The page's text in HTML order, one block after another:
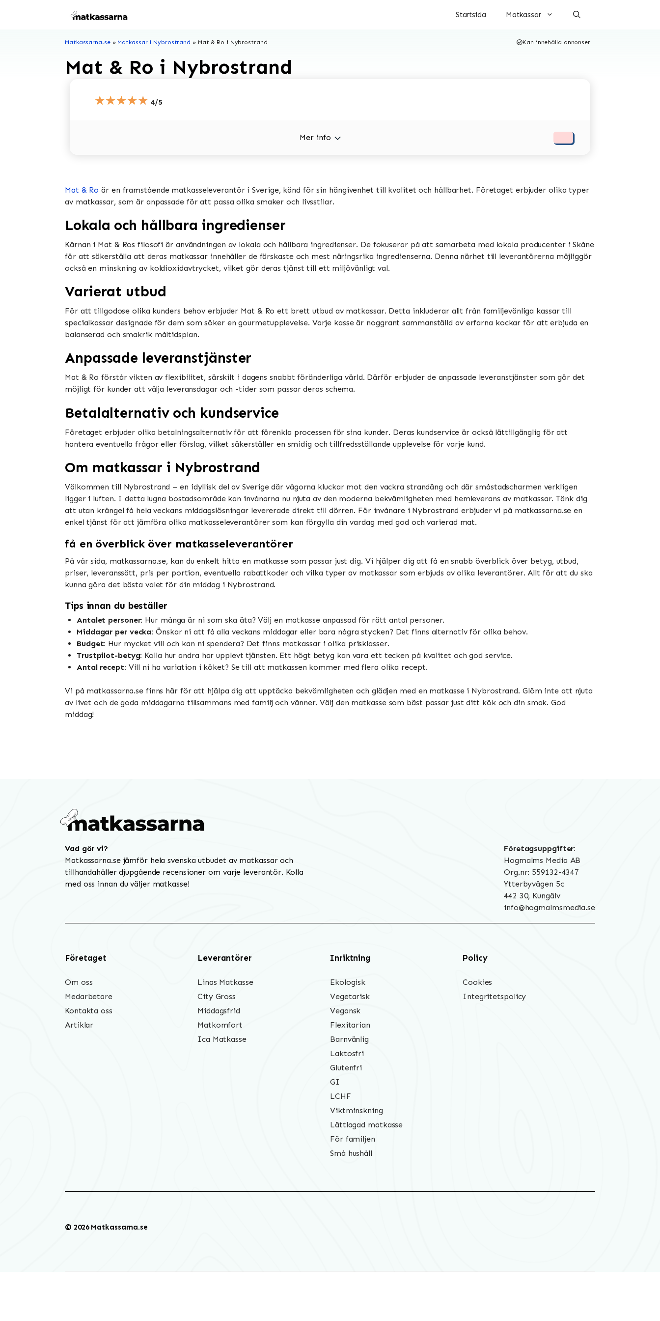
Startsida Matkassar
Matkassarna.se» Matkassar i Nybrostrand » Mat & Ro i Nybrostrand Kan innehålla annonser
Mat & Ro i Nybrostrand
★★★★★ 4/5
Mer info
Mat & Ro är en framstående matkasseleverantör i Sverige, känd för sin hängivenhet till kvalitet och hållbarhet. Företaget erbjuder olika typer
av matkassar, som är anpassade för att passa olika smaker och livsstilar.
Lokala och hållbara ingredienser
Kärnan i Mat & Ros filosofi är användningen av lokala och hållbara ingredienser. De fokuserar på att samarbeta med lokala producenter i Skåne
för att säkerställa att deras matkassar innehåller de färskaste och mest näringsrika ingredienserna. Denna närhet till leverantörerna möjliggör
också en minskning av koldioxidavtrycket, vilket gör deras tjänst till ett miljövänligt val.
Varierat utbud
För att tillgodose olika kunders behov erbjuder Mat & Ro ett brett utbud av matkassar. Detta inkluderar allt från familjevänliga kassar till
specialkassar designade för dem som söker en gourmetupplevelse. Varje kasse är noggrant sammanställd av erfarna kockar för att erbjuda en
balanserad och smakrik måltidsplan.
Anpassade leveranstjänster
Mat & Ro förstår vikten av flexibilitet, särskilt i dagens snabbt föränderliga värld. Därför erbjuder de anpassade leveranstjänster som gör det
möjligt för kunder att välja leveransdagar och -tider som passar deras schema.
Betalalternativ och kundservice
Företaget erbjuder olika betalningsalternativ för att förenkla processen för sina kunder. Deras kundservice är också lättillgänglig för att
hantera eventuella frågor eller förslag, vilket säkerställer en smidig och tillfredsställande upplevelse för varje kund.
Om matkassar i Nybrostrand
Välkommen till Nybrostrand – en idyllisk del av Sverige där vågorna kluckar mot den vackra strandäng och där småstadscharmen verkligen
ligger i luften. I detta lugna bostadsområde kan invånarna nu njuta av den moderna bekvämligheten med hemleverans av matkassar. Tänk dig
att utan krångel få hela veckans middagslösningar levererade direkt till dörren. För invånare i Nybrostrand erbjuder vi på matkassarna.se en
enkel tjänst för att jämföra olika matkasseleverantörer som kan förgylla din vardag med god och varierad mat.
få en överblick över matkasseleverantörer
På vår sida, matkassarna.se, kan du enkelt hitta en matkasse som passar just dig. Vi hjälper dig att få en snabb överblick över betyg, utbud,
priser, leveranssätt, pris per portion, eventuella rabattkoder och vilka typer av matkassar som erbjuds av olika leverantörer. Allt för att du ska
kunna göra det bästa valet för din middag i Nybrostrand.
Tips innan du beställer
Antalet personer: Hur många är ni som ska äta? Välj en matkasse anpassad för rätt antal personer.
Middagar per vecka: Önskar ni att få alla veckans middagar eller bara några stycken? Det finns alternativ för olika behov.
Budget: Hur mycket vill och kan ni spendera? Det finns matkassar i olika prisklasser.
Trustpilot-betyg: Kolla hur andra har upplevt tjänsten. Ett högt betyg kan vara ett tecken på kvalitet och god service.
Antal recept: Vill ni ha variation i köket? Se till att matkassen kommer med flera olika recept.
Vi på matkassarna.se finns här för att hjälpa dig att upptäcka bekvämligheten och glädjen med en matkasse i Nybrostrand. Glöm inte att njuta
av livet och de goda middagarna tillsammans med familj och vänner. Välj den matkasse som bäst passar just ditt kök och din smak. God
middag!
Vad gör vi?
Matkassarna.se jämför hela svenska utbudet av matkassar och
tillhandahåller djupgående recensioner om varje leverantör. Kolla
med oss innan du väljer matkasse!
Företagsuppgifter:
Hogmalms Media AB
Org.nr: 559132-4347
Ytterbyvägen 5c
442 30, Kungälv
info@hogmalmsmedia.se
Företaget
Om oss
Medarbetare
Kontakta oss
Artiklar
Leverantörer
Linas Matkasse
City Gross
Middagsfrid
Matkomfort
Ica Matkasse
Inriktning
Ekologisk
Vegetarisk
Vegansk
Flexitarian
Barnvänlig
Laktosfri
Glutenfri
GI
LCHF
Viktminskning
Lättlagad matkasse
För familjen
Små hushåll
Policy
Cookies
Integritetspolicy
© 2026 Matkassarna.se